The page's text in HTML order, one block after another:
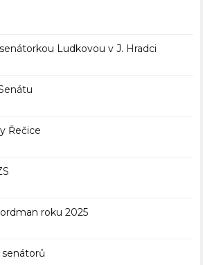
Ludkovou v J. Hradci
Řečice
roku 2025